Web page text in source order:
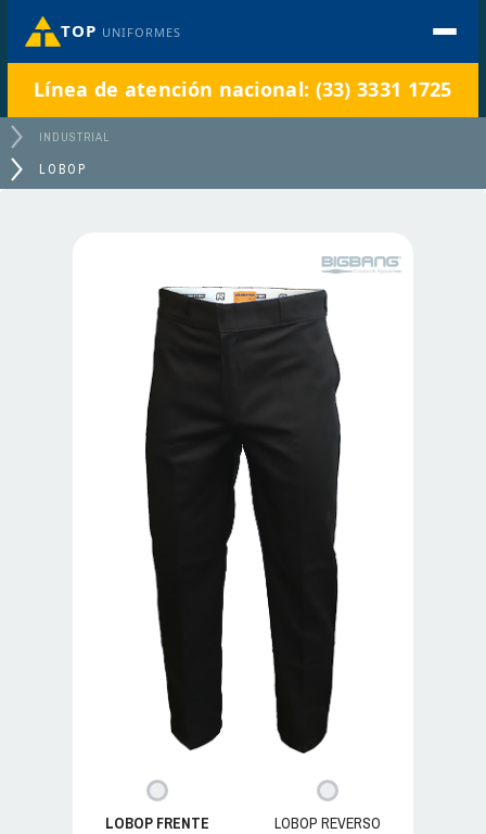
TOP UNIFORMES
Línea de atención nacional: (33) 3331 1725
INDUSTRIAL
LOBOP
LOBOP FRENTE LOBOP REVERSO